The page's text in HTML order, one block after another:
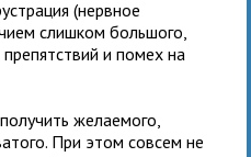
(нервное
слишком большого,
и помех на
желаемого,
При этом совсем не